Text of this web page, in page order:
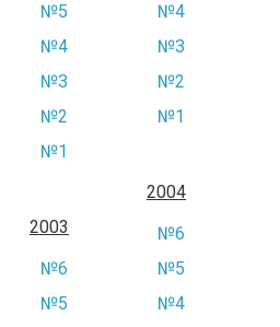
№4
№3
№2
№1
№5
№4
№3
№2
№1
2004
№6
№5
№4
2003
№6
№5